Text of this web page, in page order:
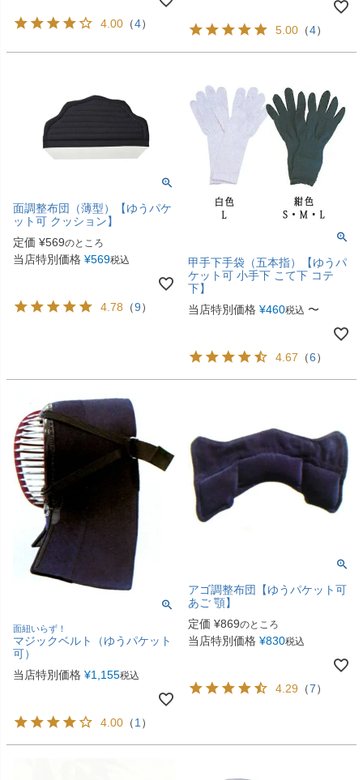
4.00 （4） 5.00 （4）
面調整布団（薄型）【ゆうパケ
ット可 クッション】
定価 ¥569のところ
当店特別価格 ¥569税込
4.78 （9）
甲手下手袋（五本指）【ゆうパ
ケット可 小手下 こて下 コテ
下】
当店特別価格 ¥460税込 〜
4.67 （6）
面紐いらず！
マジックベルト（ゆうパケット
可）
当店特別価格 ¥1,155税込
4.00 （1 ）
アゴ調整布団【ゆうパケット可
あご 顎】
定価 ¥869のところ
当店特別価格 ¥830税込
4.29 （7）